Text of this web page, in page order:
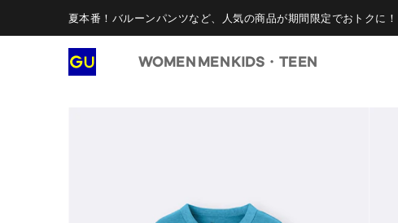
夏本番！バルーンパンツなど、人気の商品が期間限定でおトクに！
WOMEN MENKIDS・TEEN